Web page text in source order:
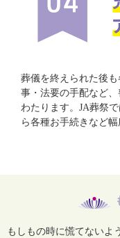
葬儀を終えられた後
事・法要の手配など
わたります。JA葬祭
ら各種お手続きなど
もしもの時に慌てないよ